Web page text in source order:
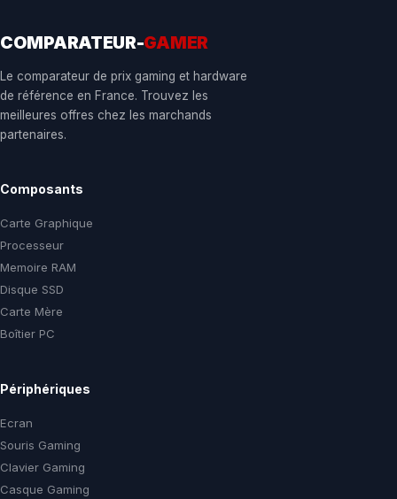
COMPARATEUR-GAMER
Le comparateur de prix gaming et hardware
de référence en France. Trouvez les
meilleures offres chez les marchands
partenaires.
Composants
Carte Graphique
Processeur
Memoire RAM
Disque SSD
Carte Mère
Boîtier PC
Périphériques
Ecran
Souris Gaming
Clavier Gaming
Casque Gaming